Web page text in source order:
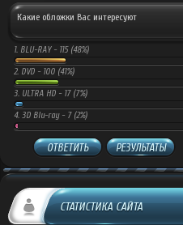
Какие обложки Вас интересуют
1. BLU-RAY - 115 (48%)
2. DVD - 100 (41%)
3. ULTRA HD - 17 (7%)
4. 3D Blu-ray - 7 (2%)
ОТВЕТИТЬ РЕЗУЛЬТАТЫ
СТАТИСТИКА САЙТА